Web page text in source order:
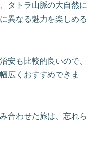
タトラ山脈の大自然に
異なる魅力を楽しめる
安も比較的良いので、
広くおすすめできま
合わせた旅は、忘れら